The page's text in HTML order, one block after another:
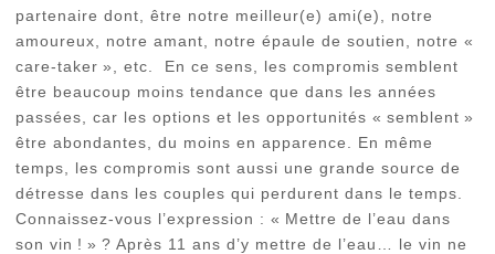
partenaire dont, être notre meilleur(e) ami(e), notre
amoureux, notre amant, notre épaule de soutien, notre «
care-taker », etc. En ce sens, les compromis semblent
être beaucoup moins tendance que dans les années
passées, car les options et les opportunités « semblent »
être abondantes, du moins en apparence. En même
temps, les compromis sont aussi une grande source de
détresse dans les couples qui perdurent dans le temps.
Connaissez-vous l’expression : « Mettre de l’eau dans
son vin ! » ? Après 11 ans d’y mettre de l’eau… le vin ne